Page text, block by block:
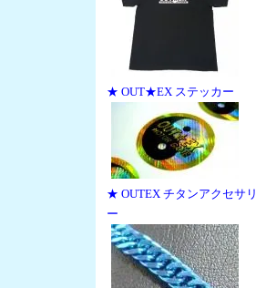
★ OUT★EX ステッカー
★ OUTEX チタンアクセサリ
ー